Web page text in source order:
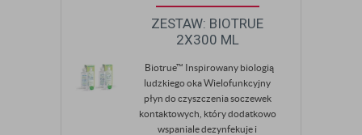
ZESTAW: BIOTRUE
2X300 ML
Biotrue™ Inspirowany biologią
ludzkiego oka Wielofunkcyjny
płyn do czyszczenia soczewek
kontaktowych, który dodatkowo
wspaniale dezynfekuje i